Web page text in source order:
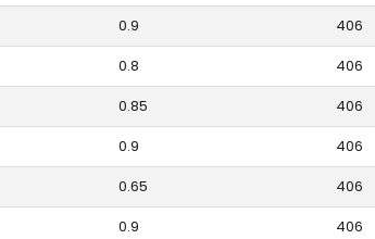
0.9 406
0.8 406
0.85 406
0.9 406
0.65 406
0.9 406